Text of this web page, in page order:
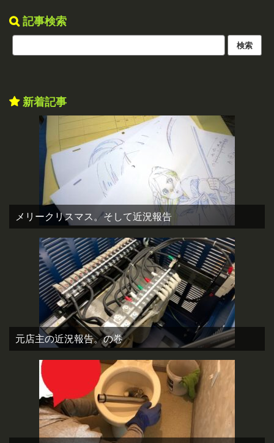
記事検索
新着記事
メリークリスマス。そして近況報告
元店主の近況報告。の巻